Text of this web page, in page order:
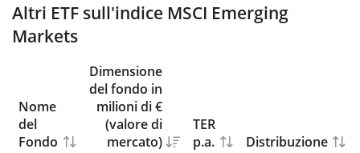
Altri ETF sull'indice MSCI Emerging
Markets
Nome
del
Fondo
Dimensione
del fondo in
milioni di €
(valore di
mercato)
TER
p.a.
Distribuzione